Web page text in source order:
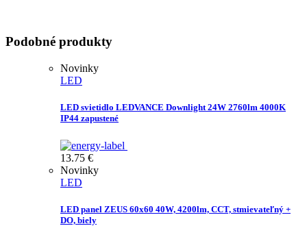
Podobné produkty
Novinky
LED
LED svietidlo LEDVANCE Downlight 24W 2760lm 4000K
IP44 zapustené
13.75 €
Novinky
LED
LED panel ZEUS 60x60 40W, 4200lm, CCT, stmievateľný +
DO, biely